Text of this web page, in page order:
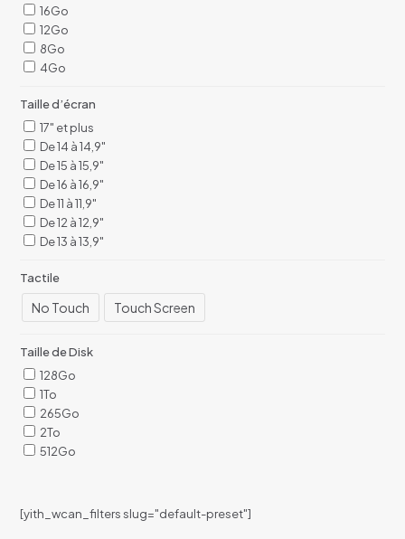
16Go
12Go
8Go
4Go
Taille d’écran
17" et plus
De 14 à 14,9"
De 15 à 15,9"
De 16 à 16,9"
De 11 à 11,9"
De 12 à 12,9"
De 13 à 13,9"
Tactile
No Touch Touch Screen
Taille de Disk
128Go
1To
265Go
2To
512Go
[yith_wcan_filters slug="default-preset"]